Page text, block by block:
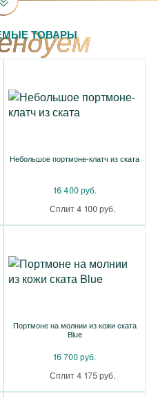
ТОВАРЫ
Небольшое портмоне-клатч из ската
16 400 руб.
Сплит 4 100 руб.
Портмоне на молнии из кожи ската
Blue
16 700 руб.
Сплит 4 175 руб.